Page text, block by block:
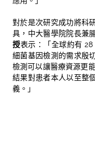
對於是次研究成功將科
具，中大醫學院院長兼
授表示：「全球約有
細菌基因檢測的需求殷
檢測可以讓醫療資源更
結果對患者本人以至整
義。」